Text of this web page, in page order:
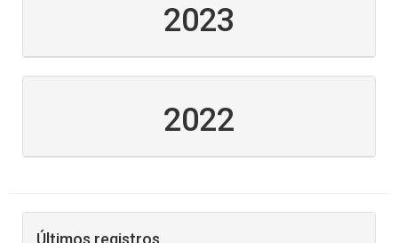
2023
2022
Últimos registros